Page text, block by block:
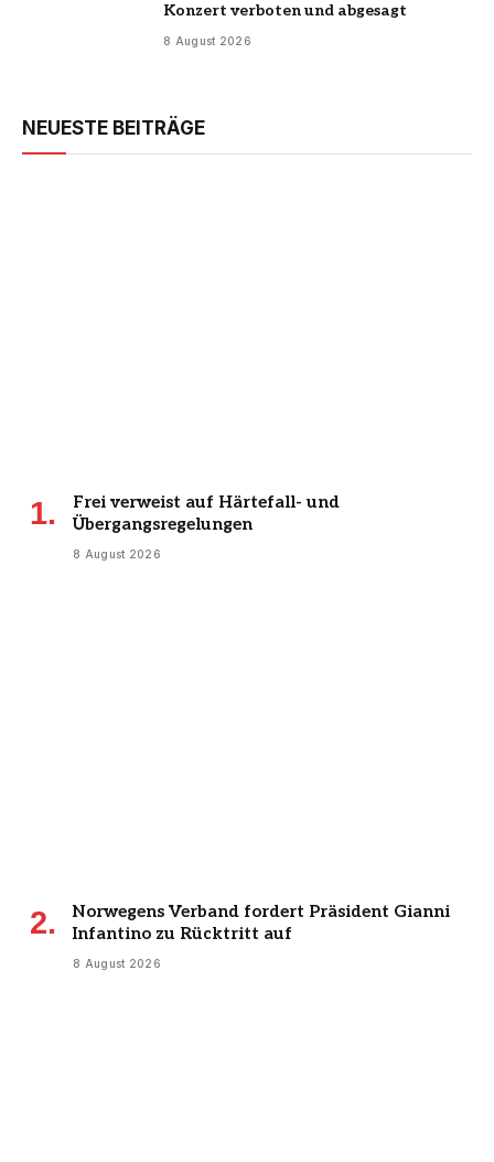
Konzert verboten und abgesagt
8 August 2026
NEUESTE BEITRÄGE
Frei verweist auf Härtefall- und
Übergangsregelungen
8 August 2026
Norwegens Verband fordert Präsident Gianni
Infantino zu Rücktritt auf
8 August 2026